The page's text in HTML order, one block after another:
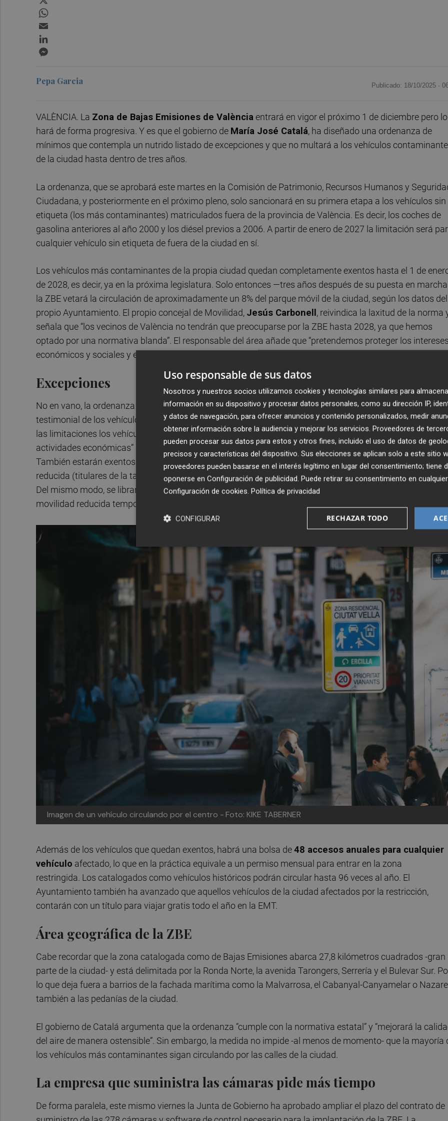
Pepa Garcia Publicado: 18/10/2025 ·
VALÈNCIA. La Zona de Bajas Emisiones de València entrará en vigor el próximo 1 de diciembre pero lo
hará de forma progresiva. Y es que el gobierno de María José Catalá, ha diseñado una ordenanza de
mínimos que contempla un nutrido listado de excepciones y que no multará a los vehículos
de la ciudad hasta dentro de tres años.
La ordenanza, que se aprobará este martes en la Comisión de Patrimonio, Recursos Humanos y
Ciudadana, y posteriormente en el próximo pleno, solo sancionará en su primera etapa a los vehículos sin
etiqueta (los más contaminantes) matriculados fuera de la provincia de València. Es decir, los coches de
gasolina anteriores al año 2000 y los diésel previos a 2006. A partir de enero de 2027 la limitación será
cualquier vehículo sin etiqueta de fuera de la ciudad en sí.
Los vehículos más contaminantes de la propia ciudad quedan completamente exentos hasta el 1 de
de 2028, es decir, ya en la próxima legislatura. Solo entonces —tres años después de su puesta en
la ZBE vetará la circulación de aproximadamente un 8% del parque móvil de la ciudad, según los datos del
propio Ayuntamiento. El propio concejal de Movilidad, Jesús Carbonell , reivindica la laxitud de la norma
señala que “los vecinos de València no tendrán que preocuparse por la ZBE hasta 2028, ya que hemos
optado por una normativa blanda”. El responsable del área añade que “pretendemos proteger los intereses
económicos y sociales y evitar que los perjudicados sean aquellos con menos recursos”.
Excepciones
No en vano, la ordenanza incluye un catálogo de excepciones tan amplio que reduce el veto a una parte
testimonial de los vehículos que circulan cada día por la ciudad. Conviene recordar que quedarán fuera de
las limitaciones los vehículos de emergencia o servicios esenciales y todos aquellos que estén
actividades económicas” —es decir, vehículos de pymes, autónomos, transporte de mercancías o
También estarán exentos de la restricción, previa solicitud, los vehículos de personas con movilidad
reducida (titulares de la tarjeta PMR), o los de cualquier familia numerosa o que tenga menores de tres
Del mismo modo, se libran de las sanciones aquellos que transporten embarazadas o personas con
movilidad reducida temporal.
Imagen de un vehículo circulando por el centro -Foto: KIKE TABERNER
Además de los vehículos que quedan exentos, habrá una bolsa de48 accesos anuales para cualquier
vehículo afectado, lo que en la práctica equivale a un permiso mensual para entrar en la zona
restringida. Los catalogados como vehículos históricos podrán circular hasta 96 veces al año. El
Ayuntamiento también ha avanzado que aquellos vehículos de la ciudad afectados por la restricción,
contarán con un título para viajar gratis todo el año en la EMT.
Área geográfica de la ZBE
Cabe recordar que la zona catalogada como de Bajas Emisiones abarca 27,8 kilómetros cuadrados -gran
parte de la ciudad- y está delimitada por la Ronda Norte, la avenida Tarongers, Serrería y el Bulevar Sur.
lo que deja fuera a barrios de la fachada marítima como la Malvarrosa, el Cabanyal-Canyamelar o
también a las pedanías de la ciudad.
El gobierno de Catalá argumenta que la ordenanza “cumple con la normativa estatal” y “mejorará la
del aire de manera ostensible”. Sin embargo, la medida no impide -al menos de momento- que la mayoría
los vehículos más contaminantes sigan circulando por las calles de la ciudad.
La empresa que suministra las cámaras pide más tiempo
De forma paralela, este mismo viernes la Junta de Gobierno ha aprobado ampliar el plazo del contrato de
Uso responsable de sus datos
Nosotros y nuestros socios utilizamos cookies y tecnologías similares para
información en su dispositivo y procesar datos personales, como su dirección IP,
y datos de navegación, para ofrecer anuncios y contenido personalizados, medir
obtener información sobre la audiencia y mejorar los servicios. Proveedores de
pueden procesar sus datos para estos y otros fines, incluido el uso de datos de
precisos y características del dispositivo. Sus elecciones se aplican solo a este sitio
proveedores pueden basarse en el interés legítimo en lugar del consentimiento; tiene
oponerse en Configuración de publicidad. Puede retirar su consentimiento en
Configuración de cookies. Política de privacidad
RECHAZAR TODO
CONFIGURAR